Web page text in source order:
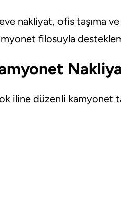
nakliyat, ofis taşıma ve
filosuyla
iline düzenli kamyonet